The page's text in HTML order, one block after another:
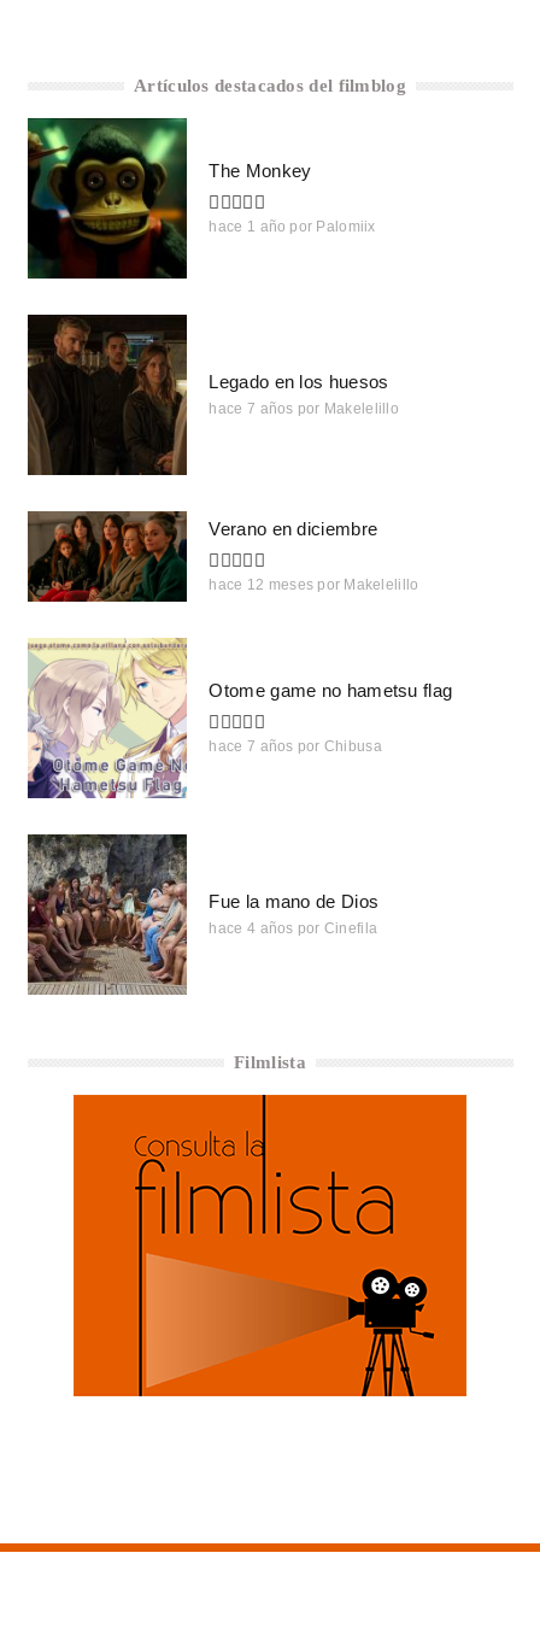
Artículos destacados del filmblog
The Monkey
hace 1 año por Palomiix
Legado en los huesos
hace 7 años por Makelelillo
Verano en diciembre
hace 12 meses por Makelelillo
Otome game no hametsu flag
hace 7 años por Chibusa
Fue la mano de Dios
hace 4 años por Cinefila
Filmlista